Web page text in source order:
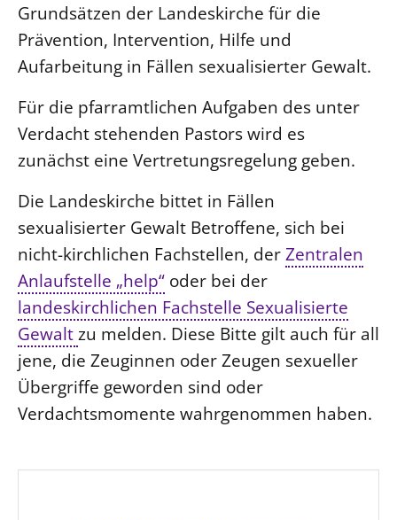
Grundsätzen der Landeskirche für die
Prävention, Intervention, Hilfe und
Aufarbeitung in Fällen sexualisierter Gewalt.
Für die pfarramtlichen Aufgaben des unter
Verdacht stehenden Pastors wird es
zunächst eine Vertretungsregelung geben.
Die Landeskirche bittet in Fällen
sexualisierter Gewalt Betroffene, sich bei
nicht-kirchlichen Fachstellen, derZentralen
Anlaufstelle „help“ oder bei der
landeskirchlichen Fachstelle Sexualisierte
Gewaltzu melden. Diese Bitte gilt auch für all
jene, die Zeuginnen oder Zeugen sexueller
Übergriffe geworden sind oder
Verdachtsmomente wahrgenommen haben.
LANDESSYNODE
27. Landessynode
Kontakt
Hintergrund
MITARBEIT
Ehrenamt
Beruf
Freie Stellen
BIBLIOTHEK & ARCHIV
SERVICE
Älterwerden im Pfarrberuf
Beteiligungsverfahren
Beschwerdestellen